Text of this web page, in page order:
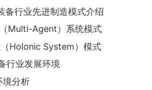
备行业先进制造模式介绍
（Multi-Agent）系统模式
（Holonic System）模式
行业发展环境
境分析